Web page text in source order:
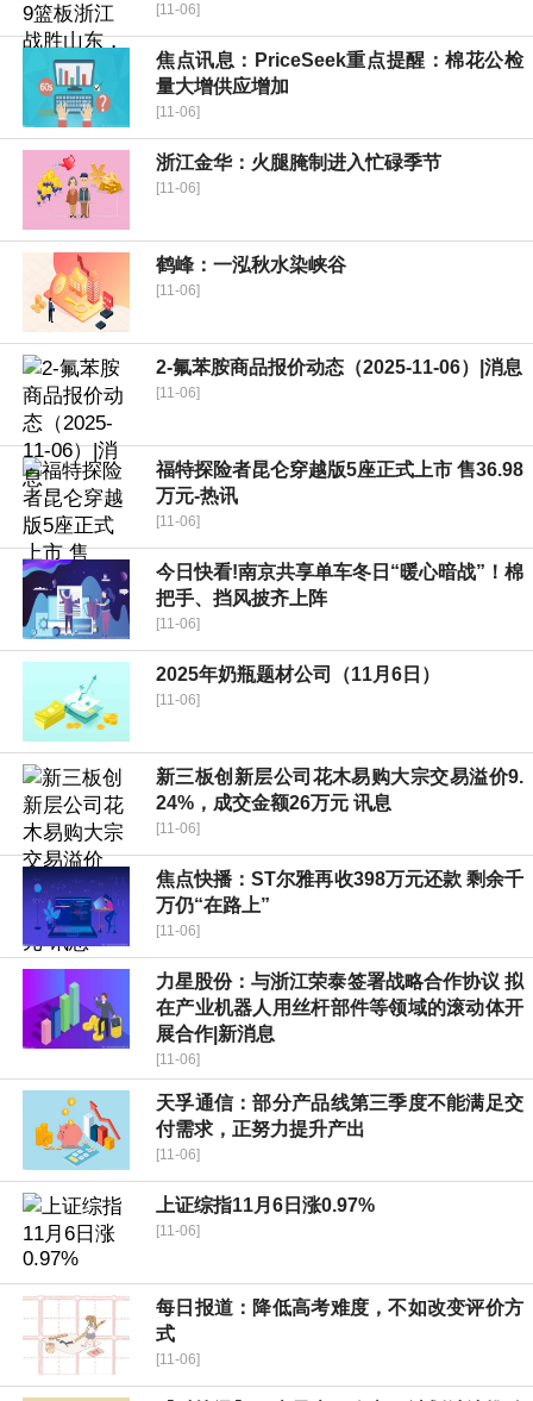
[11-06]
焦点讯息：PriceSeek重点提醒：棉花公检
量大增供应增加
[11-06]
浙江金华：火腿腌制进入忙碌季节
[11-06]
鹤峰：一泓秋水染峡谷
[11-06]
2-氟苯胺商品报价动态（2025-11-06）|消息
[11-06]
福特探险者昆仑穿越版5座正式上市 售36.98
万元-热讯
[11-06]
今日快看!南京共享单车冬日“暖心暗战”！棉
把手、挡风披齐上阵
[11-06]
2025年奶瓶题材公司（11月6日）
[11-06]
新三板创新层公司花木易购大宗交易溢价9.
24%，成交金额26万元 讯息
[11-06]
焦点快播：ST尔雅再收398万元还款 剩余千
万仍“在路上”
[11-06]
力星股份：与浙江荣泰签署战略合作协议 拟
在产业机器人用丝杆部件等领域的滚动体开
展合作|新消息
[11-06]
天孚通信：部分产品线第三季度不能满足交
付需求，正努力提升产出
[11-06]
上证综指11月6日涨0.97%
[11-06]
每日报道：降低高考难度，不如改变评价方
式
[11-06]